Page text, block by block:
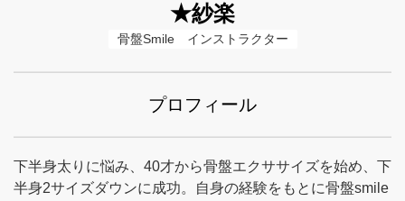
★紗楽
骨盤Smile　インストラクター
プロフィール
下半身太りに悩み、40才から骨盤エクササイズを始め、下
半身2サイズダウンに成功。自身の経験をもとに骨盤smile